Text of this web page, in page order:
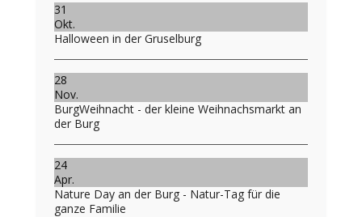
31
Okt.
Halloween in der Gruselburg
28
Nov.
BurgWeihnacht - der kleine Weihnachsmarkt an
der Burg
24
Apr.
Nature Day an der Burg - Natur-Tag für die
ganze Familie